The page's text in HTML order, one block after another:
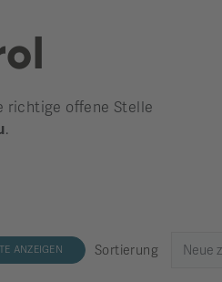
richtige offene Stelle
.
ANZEIGEN Sortierung